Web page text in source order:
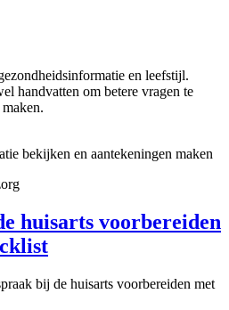
en leefstijl.
handvatten om betere vragen te
huisarts voorbereiden
bij de huisarts voorbereiden met